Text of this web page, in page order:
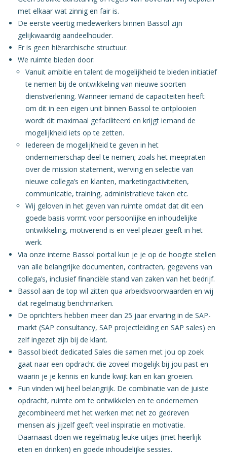
met elkaar wat zinnig en fair is.
De eerste veertig medewerkers binnen Bassol zijn
gelijkwaardig aandeelhouder.
Er is geen hiërarchische structuur.
We ruimte bieden door:
Vanuit ambitie en talent de mogelijkheid te bieden initiatief
te nemen bij de ontwikkeling van nieuwe soorten
dienstverlening. Wanneer iemand de capaciteiten heeft
om dit in een eigen unit binnen Bassol te ontplooien
wordt dit maximaal gefaciliteerd en krijgt iemand de
mogelijkheid iets op te zetten.
Iedereen de mogelijkheid te geven in het
ondernemerschap deel te nemen; zoals het meepraten
over de mission statement, werving en selectie van
nieuwe collega’s en klanten, marketingactiviteiten,
communicatie, training, administratieve taken etc.
Wij geloven in het geven van ruimte omdat dat dit een
goede basis vormt voor persoonlijke en inhoudelijke
ontwikkeling, motiverend is en veel plezier geeft in het
werk.
Via onze interne Bassol portal kun je je op de hoogte stellen
van alle belangrijke documenten, contracten, gegevens van
collega’s, inclusief financiële stand van zaken van het bedrijf.
Bassol aan de top wil zitten qua arbeidsvoorwaarden en wij
dat regelmatig benchmarken.
De oprichters hebben meer dan 25 jaar ervaring in de SAP-
markt (SAP consultancy, SAP projectleiding en SAP sales) en
zelf ingezet zijn bij de klant.
Bassol biedt dedicated Sales die samen met jou op zoek
gaat naar een opdracht die zoveel mogelijk bij jou past en
waarin je je kennis en kunde kwijt kan en kan groeien.
Fun vinden wij heel belangrijk. De combinatie van de juiste
opdracht, ruimte om te ontwikkelen en te ondernemen
gecombineerd met het werken met net zo gedreven
mensen als jijzelf geeft veel inspiratie en motivatie.
Daarnaast doen we regelmatig leuke uitjes (met heerlijk
eten en drinken) en goede inhoudelijke sessies.